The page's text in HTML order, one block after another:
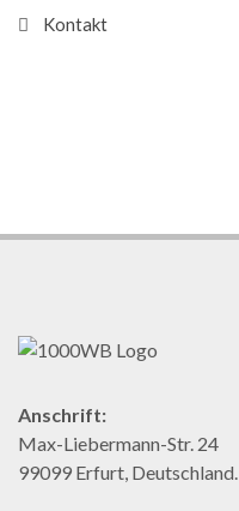
Kontakt
Anschrift:
Max-Liebermann-Str. 24
99099 Erfurt, Deutschland.